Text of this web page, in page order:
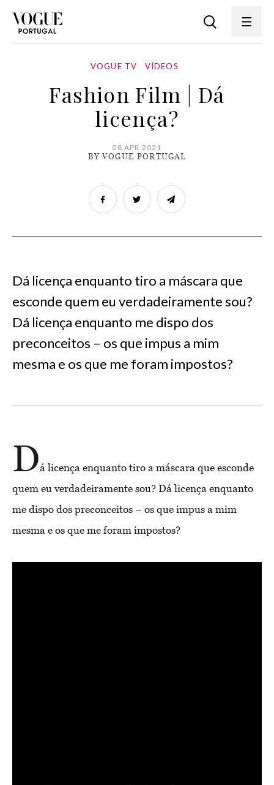
VOGUE TV VÍDEOS
Fashion Film | Dá
licença?
08 APR 2021
BY VOGUE PORTUGAL
Dá licença enquanto tiro a máscara que
esconde quem eu verdadeiramente sou?
Dá licença enquanto me dispo dos
preconceitos – os que impus a mim
mesma e os que me foram impostos?
Dá licença enquanto tiro a máscara que esconde
quem eu verdadeiramente sou? Dá licença enquanto
me dispo dos preconceitos – os que impus a mim
mesma e os que me foram impostos?